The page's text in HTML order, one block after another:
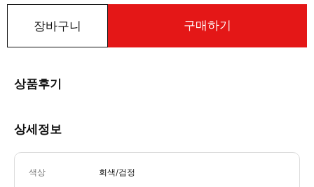
장바구니 구매하기
상품후기
상세정보
색상 회색/검정